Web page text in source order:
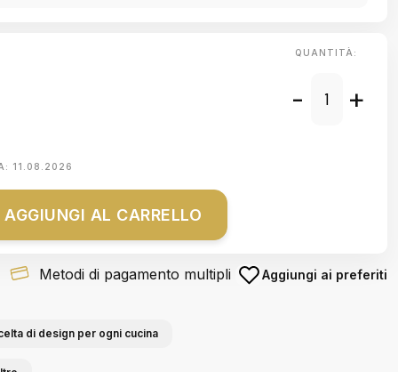
QUANTITÀ:
- +
11.08.2026
AGGIUNGI AL CARRELLO
Metodi di pagamento multipli Aggiungi ai preferiti
di design per ogni cucina